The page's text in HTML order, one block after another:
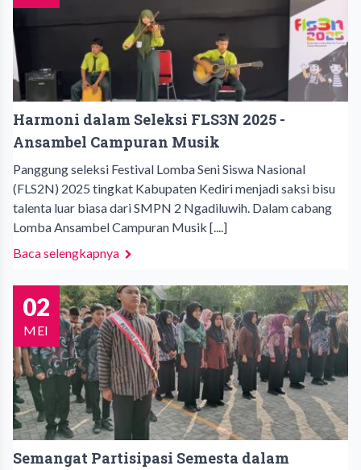
Harmoni dalam Seleksi FLS3N 2025 -
Ansambel Campuran Musik
Panggung seleksi Festival Lomba Seni Siswa Nasional
(FLS2N) 2025 tingkat Kabupaten Kediri menjadi saksi bisu
talenta luar biasa dari SMPN 2 Ngadiluwih. Dalam cabang
Lomba Ansambel Campuran Musik [....]
Baca selengkapnya
02
MEI
Semangat Partisipasi Semesta dalam